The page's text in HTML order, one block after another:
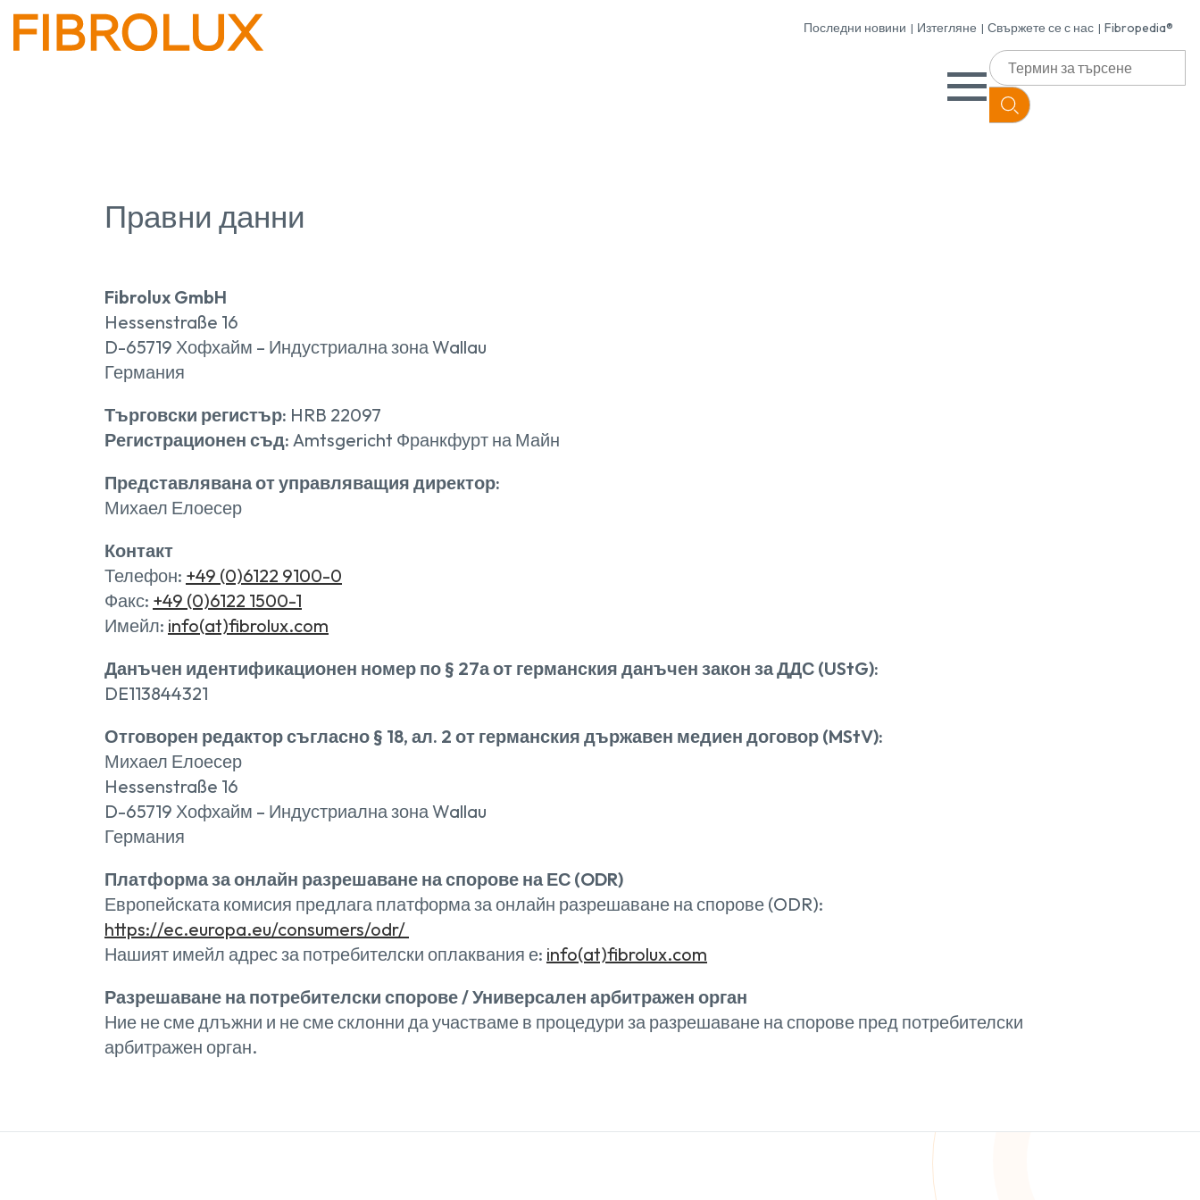
Последни новини Изтегляне Свържете се с нас Fibropedia®
Правни данни
Fibrolux GmbH
Hessenstraße 16
D-65719 Хофхайм – Индустриална зона Wallau
Германия
Търговски регистър: HRB 22097
Регистрационен съд: Amtsgericht Франкфурт на Майн
Представлявана от управляващия директор:
Михаел Елоесер
Контакт
Телефон: +49 (0)6122 9100-0
Факс: +49 (0)6122 1500-1
Имейл: info(at)fibrolux.com
Данъчен идентификационен номер по § 27а от германския данъчен закон за ДДС (UStG):
DE113844321
Отговорен редактор съгласно § 18, ал. 2 от германския държавен медиен договор (MStV):
Михаел Елоесер
Hessenstraße 16
D-65719 Хофхайм – Индустриална зона Wallau
Германия
Платформа за онлайн разрешаване на спорове на ЕС (ODR)
Европейската комисия предлага платформа за онлайн разрешаване на спорове (ODR):
https://ec.europa.eu/consumers/odr/
Нашият имейл адрес за потребителски оплаквания е: info(at)fibrolux.com
Разрешаване на потребителски спорове / Универсален арбитражен орган
Ние не сме длъжни и не сме склонни да участваме в процедури за разрешаване на спорове пред потребителски
арбитражен орган.